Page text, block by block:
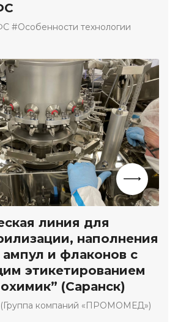
#Особенности технологии
линия для
наполнения
и флаконов с
этикетированием
(Саранск)
компаний «ПРОМОМЕД»)